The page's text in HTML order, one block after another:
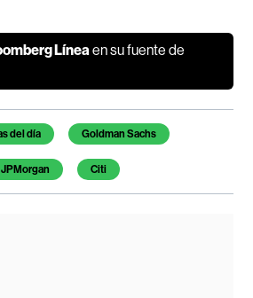
Líneaen su fuente de
del día Goldman Sachs
JPMorgan Citi